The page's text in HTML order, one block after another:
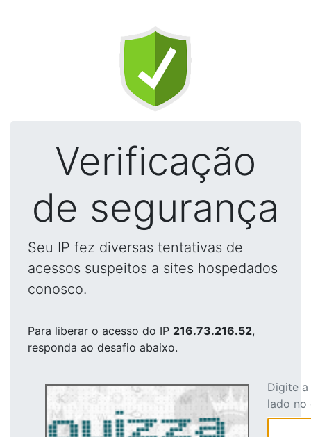
Verificação
de segurança
Seu IP fez diversas tentativas de
acessos suspeitos a sites hospedados
conosco.
Para liberar o acesso do IP 216.73.216.52,
responda ao desafio abaixo.
Digite
lado no